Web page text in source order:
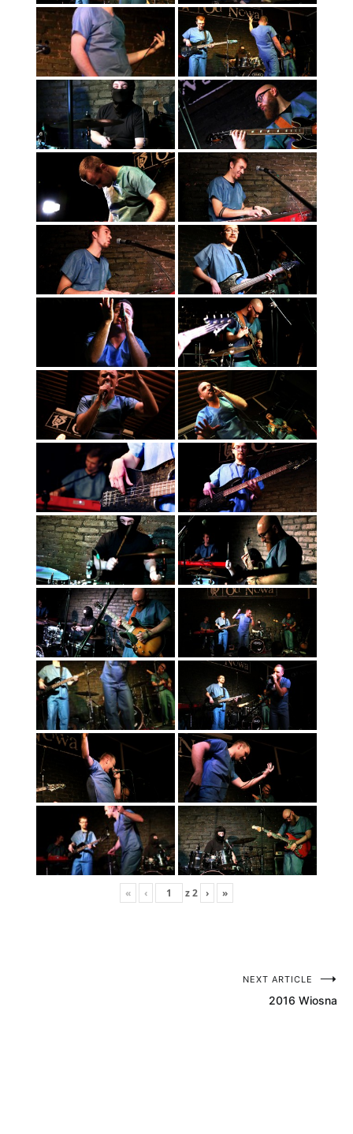
« ‹ z2 › »
NEXT ARTICLE
2016 Wiosna